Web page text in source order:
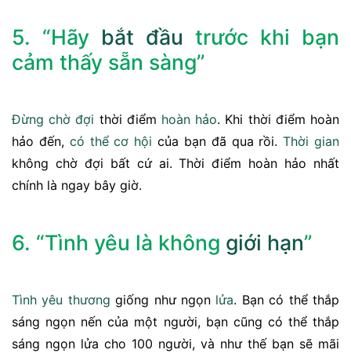
5. “Hãy bắt đầu trước khi bạn
cảm thấy sẵn sàng”
Đừng chờ đợi thời điểm hoàn hảo. Khi thời điểm hoàn
hảo đến, có thể cơ hội của bạn đã qua rồi.Thời gian
không chờ đợi bất cứ ai. Thời điểm hoàn hảo nhất
chính là ngay bây giờ.
6. “Tình yêu là không giới hạn”
Tình yêu thương giống như ngọn lửa. Bạn có thể thắp
sáng ngọn nến của một người, bạn cũng có thể thắp
sáng ngọn lửa cho 100 người, và như thế bạn sẽ mãi